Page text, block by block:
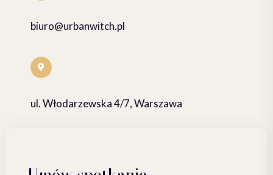
biuro@urbanwitch.pl
ul. Włodarzewska 4/7, Warszawa